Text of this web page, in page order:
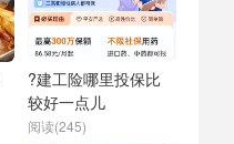
?建工险哪里投保比
较好一点儿
阅读(245)